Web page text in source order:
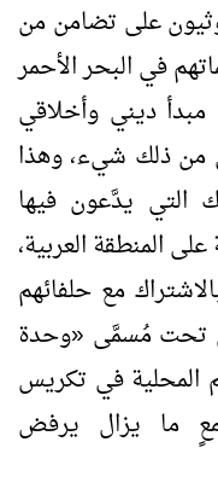
على تضامن من
في البحر الأحمر
مبدأ ديني وأخلاقي
من ذلك شيء، وهذا
التي يدَّعون فيها
المنطقة العربية،
مع حلفائهم
تحت مُسمَّى «وحدة
المحلية في تكريس
ما يزال يرفض